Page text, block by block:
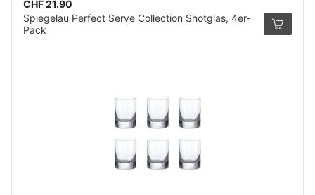
CHF 21.90
Spiegelau Perfect Serve Collection Shotglas, 4er-
Pack